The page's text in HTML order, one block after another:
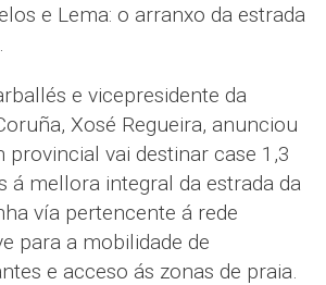
e Lema: o arranxo da estrada
e vicepresidente da
Xosé Regueira, anunciou
provincial vai destinar case 1,3
á mellora integral da estrada da
vía pertencente á rede
para a mobilidade de
e acceso ás zonas de praia.